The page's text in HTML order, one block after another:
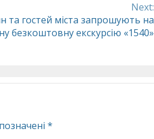
Next:
та гостей міста запрошують на
безкоштовну екскурсію «1540»
*